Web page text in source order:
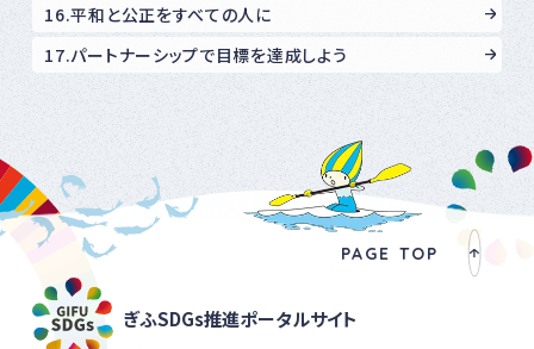
16.平和と公正をすべての人に
17.パートナーシップで目標を達成しよう
PAGE TOP
ぎふSDGs推進ポータルサイト